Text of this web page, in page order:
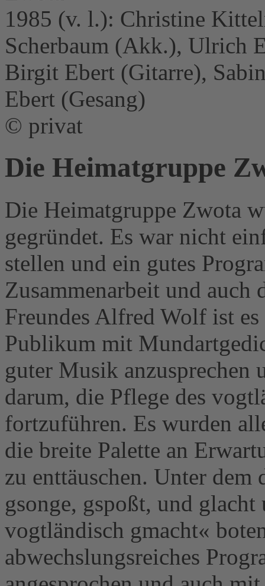
1985 (v. l.): Christine
Scherbaum (Akk.), Ulrich
Birgit Ebert (Gitarre),
Ebert (Gesang)
© privat
Die Heimatgruppe
Die Heimatgruppe Zwota
gegründet. Es war nicht
stellen und ein gutes
Zusammenarbeit und
Freundes Alfred Wolf ist
Publikum mit
guter Musik anzusprechen
darum, die Pflege des
fortzuführen. Es wurden
die breite Palette an
zu enttäuschen. Unter
gsonge, gspoßt, und glacht
vogtländisch gmacht«
abwechslungsreiches